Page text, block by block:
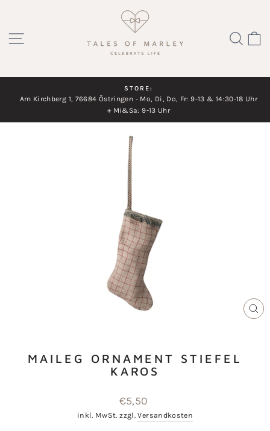
Inhalt
SEITENNAVIGATION
Diashow
STORE:
Am Kirchberg 1, 76684 Östringen - Mo, Di, Do, Fr: 9-13 & 14:30-18 Uhr
+ Mi&Sa: 9-13 Uhr
MAILEG ORNAMENT STIEFEL
KAROS
Normaler
Preis
€5,50
inkl. MwSt. zzgl.Versandkosten